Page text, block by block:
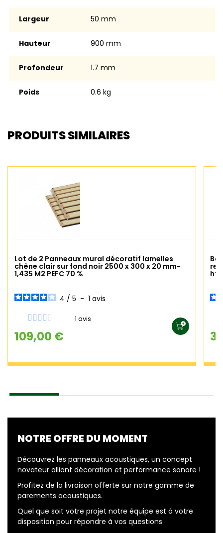
Largeur 50 mm
Hauteur 900 mm
Profondeur 1.7 mm
Poids 0.6 kg
PRODUITS SIMILAIRES
Lot de 2 Panneaux mural décoratif lamelles
chêne clair sur fond noir 2500 x 300 x 20 mm-
1,435 M2 PEFC 70 %
4 / 5 - 1 avis
1 avis
109,00 €
ht
NOTRE OFFRE DU MOMENT
Découvrez les panneaux acoustiques, un concept
novateur alliant décoration et performance sonore !
Profitez de la livraison offerte sur notre gamme de
parements acoustiques.
Quel que soit votre projet notre équipe est à votre
disposition pour répondre à vos questions